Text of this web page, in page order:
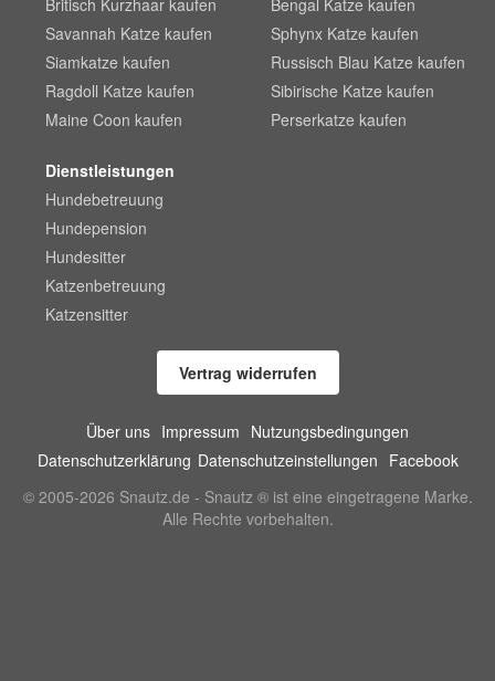
Britisch Kurzhaar kaufen
Savannah Katze kaufen
Siamkatze kaufen
Ragdoll Katze kaufen
Maine Coon kaufen
Bengal Katze kaufen
Sphynx Katze kaufen
Russisch Blau Katze kaufen
Sibirische Katze kaufen
Perserkatze kaufen
Dienstleistungen
Hundebetreuung
Hundepension
Hundesitter
Katzenbetreuung
Katzensitter
Vertrag widerrufen
Über uns Impressum Nutzungsbedingungen
Datenschutzerklärung Datenschutzeinstellungen Facebook
© 2005-2026 Snautz.de - Snautz ® ist eine eingetragene Marke.
Alle Rechte vorbehalten.